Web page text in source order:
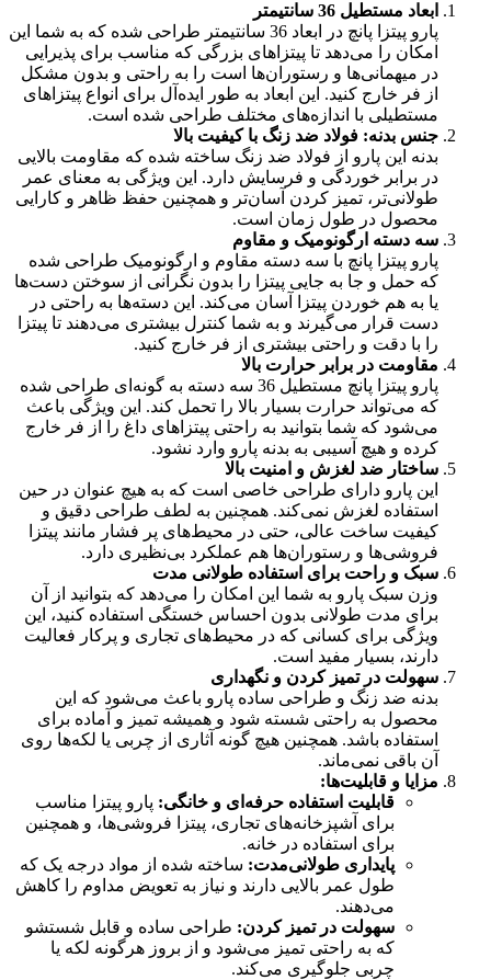
ابعاد مستطیل 36 سانتیمتر
پارو پیتزا پانچ در ابعاد 36 سانتیمتر طراحی شده که به شما این
امکان را می‌دهد تا پیتزاهای بزرگی که مناسب برای پذیرایی
در میهمانی‌ها و رستوران‌ها است را به راحتی و بدون مشکل
از فر خارج کنید. این ابعاد به طور ایده‌آل برای انواع پیتزاهای
مستطیلی با اندازه‌های مختلف طراحی شده است.
جنس بدنه: فولاد ضد زنگ با کیفیت بالا
بدنه این پارو از فولاد ضد زنگ ساخته شده که مقاومت بالایی
در برابر خوردگی و فرسایش دارد. این ویژگی به معنای عمر
طولانی‌تر، تمیز کردن آسان‌تر و همچنین حفظ ظاهر و کارایی
محصول در طول زمان است.
سه دسته ارگونومیک و مقاوم
پارو پیتزا پانچ با سه دسته مقاوم و ارگونومیک طراحی شده
که حمل و جا به جایی پیتزا را بدون نگرانی از سوختن دست‌ها
یا به هم خوردن پیتزا آسان می‌کند. این دسته‌ها به راحتی در
دست قرار می‌گیرند و به شما کنترل بیشتری می‌دهند تا پیتزا
را با دقت و راحتی بیشتری از فر خارج کنید.
مقاومت در برابر حرارت بالا
پارو پیتزا پانچ مستطیل 36 سه دسته به گونه‌ای طراحی شده
که می‌تواند حرارت بسیار بالا را تحمل کند. این ویژگی باعث
می‌شود که شما بتوانید به راحتی پیتزاهای داغ را از فر خارج
کرده و هیچ آسیبی به بدنه پارو وارد نشود.
ساختار ضد لغزش و امنیت بالا
این پارو دارای طراحی خاصی است که به هیچ عنوان در حین
استفاده لغزش نمی‌کند. همچنین به لطف طراحی دقیق و
کیفیت ساخت عالی، حتی در محیط‌های پر فشار مانند پیتزا
فروشی‌ها و رستوران‌ها هم عملکرد بی‌نظیری دارد.
سبک و راحت برای استفاده طولانی مدت
وزن سبک پارو به شما این امکان را می‌دهد که بتوانید از آن
برای مدت طولانی بدون احساس خستگی استفاده کنید، این
ویژگی برای کسانی که در محیط‌های تجاری و پرکار فعالیت
دارند، بسیار مفید است.
سهولت در تمیز کردن و نگهداری
بدنه ضد زنگ و طراحی ساده پارو باعث می‌شود که این
محصول به راحتی شسته شود و همیشه تمیز و آماده برای
استفاده باشد. همچنین هیچ گونه آثاری از چربی یا لکه‌ها روی
آن باقی نمی‌ماند.
مزایا و قابلیت‌ها:
قابلیت استفاده حرفه‌ای و خانگی: پارو پیتزا مناسب
برای آشپزخانه‌های تجاری، پیتزا فروشی‌ها، و همچنین
برای استفاده در خانه.
پایداری طولانی‌مدت: ساخته شده از مواد درجه یک که
طول عمر بالایی دارند و نیاز به تعویض مداوم را کاهش
می‌دهند.
سهولت در تمیز کردن: طراحی ساده و قابل شستشو
که به راحتی تمیز می‌شود و از بروز هرگونه لکه یا
چربی جلوگیری می‌کند.